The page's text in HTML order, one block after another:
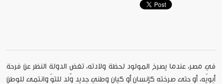
في مصر، عندما يصرخ المولود لحظة ولادته، تغض الدولة النظر عن فرحة
أبويّه، أو حتى صرخته كإنسان أو كيان وطني جديد وُلد للتوّ وانتمى للوطن